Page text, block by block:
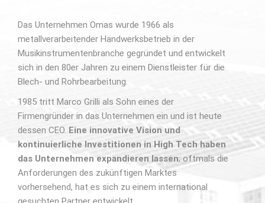
Das Unternehmen Omas wurde 1966 als
metallverarbeitender Handwerksbetrieb in der
Musikinstrumentenbranche gegründet und entwickelt
sich in den 80er Jahren zu einem Dienstleister für die
Blech- und Rohrbearbeitung.
1985 tritt Marco Grilli als Sohn eines der
Firmengründer in das Unternehmen ein und ist heute
dessen CEO. Eine innovative Vision und
kontinuierliche Investitionen in High Tech haben
das Unternehmen expandieren lassen; oftmals die
Anforderungen des zukünftigen Marktes
vorhersehend, hat es sich zu einem international